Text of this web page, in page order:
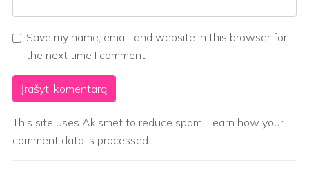
Save my name, email, and website in this browser for
the next time I comment
This site uses Akismet to reduce spam. Learn how your
comment data is processed.